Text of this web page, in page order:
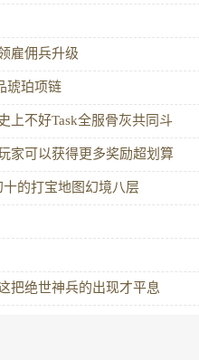
雇佣兵升级
琥珀项链
上不好Task全服骨灰共同斗
家可以获得更多奖励超划算
十的打宝地图幻境八层
把绝世神兵的出现才平息